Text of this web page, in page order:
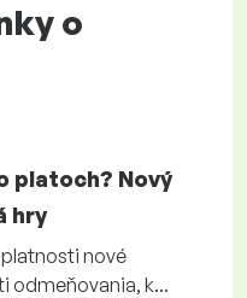
o
platoch? Nový
hry
nové
odmeňovania, k...